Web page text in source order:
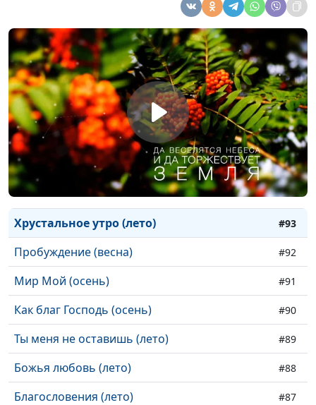
#100
Родина (лето) #99
Речная фантазия (лето) #98
Мечта (лето) #97
Чудо (лето) #96
Пруд (лето) #95
Побеседуй с землей (лето) #94
Хрустальное утро (лето) #93
Пробуждение (весна) #92
Мир Мой (осень) #91
Как благ Господь (осень) #90
Ты меня не оставишь (лето) #89
Божья любовь (лето) #88
Благословения (лето) #87